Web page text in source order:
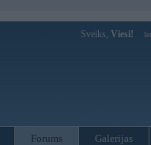
Sveiks, Viesi!
Forums Galerijas